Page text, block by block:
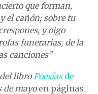
que forman,
el cañón; sobre tu
y oigo
funerarias, de la
canciones”
libro Poesíasde
de mayoen páginas